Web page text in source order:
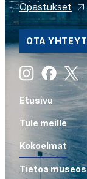
Opastukset
OTA
InstagramFacebook
X
Etusivu
Tule meille
Kokoelmat
Tietoa